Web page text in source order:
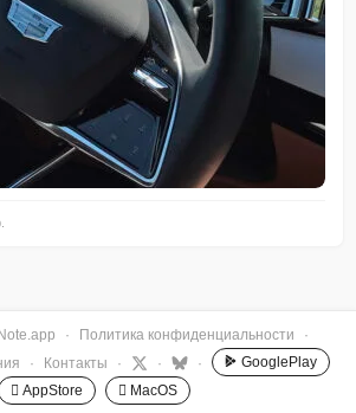
· Политика конфиденциальности
·
· Контакты · · ·
GooglePlay
 AppStore
 MacOS